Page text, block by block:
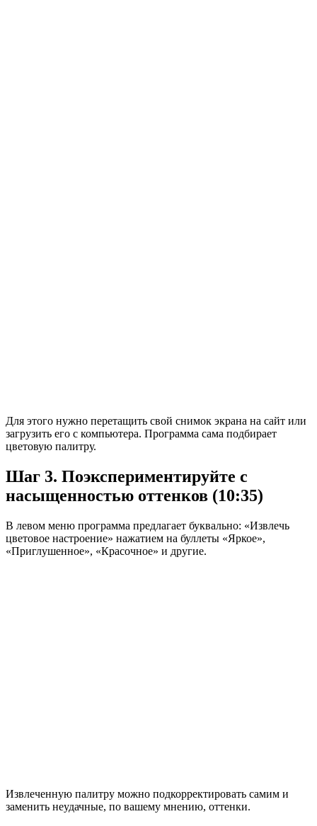
Для этого нужно перетащить свой снимок экрана на сайт или
загрузить его с компьютера. Программа сама подбирает
цветовую палитру.
Шаг 3. Поэкспериментируйте с
насыщенностью оттенков (10:35)
В левом меню программа предлагает буквально: «Извлечь
цветовое настроение» нажатием на буллеты «Яркое»,
«Приглушенное», «Красочное» и другие.
Извлеченную палитру можно подкорректировать самим и
заменить неудачные, по вашему мнению, оттенки.